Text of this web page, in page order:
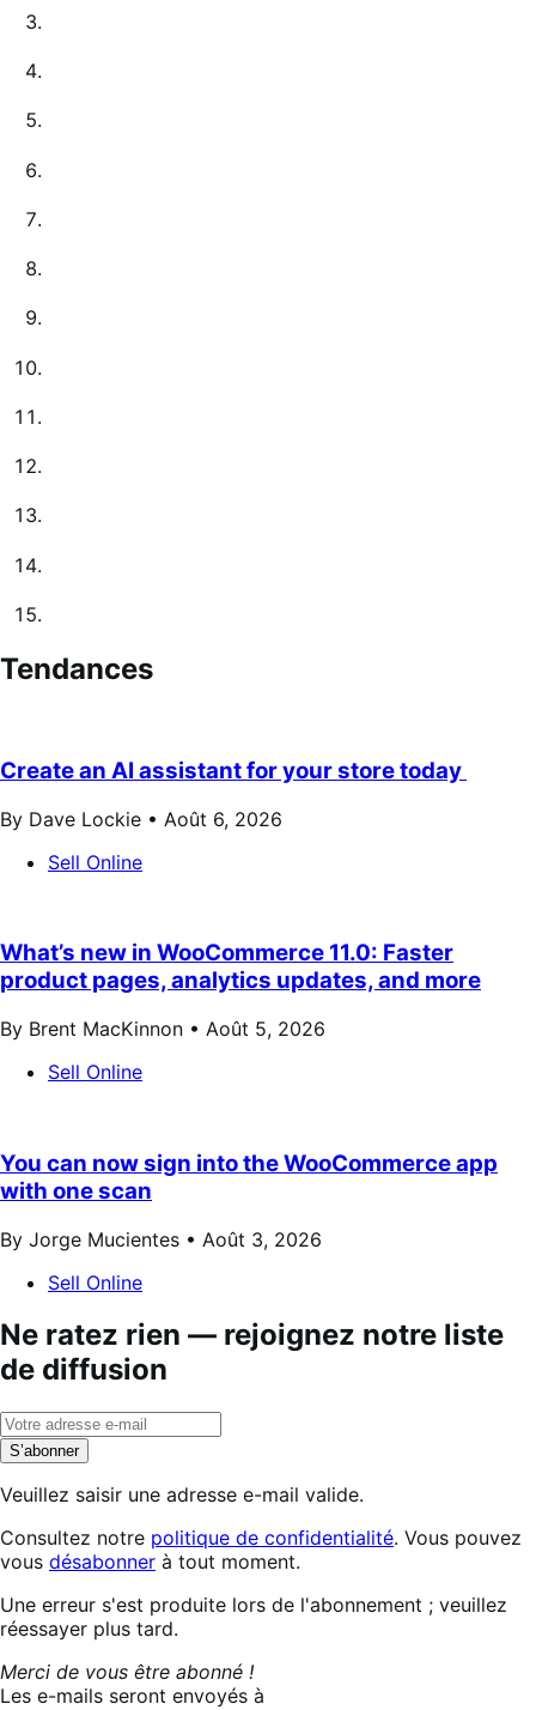
Tendances
Create an AI assistant for your store today
By Dave Lockie • Août 6, 2026
Sell Online
What’s new in WooCommerce 11.0: Faster
product pages, analytics updates, and more
By Brent MacKinnon • Août 5, 2026
Sell Online
You can now sign into the WooCommerce app
with one scan
By Jorge Mucientes • Août 3, 2026
Sell Online
Ne ratez rien — rejoignez notre liste
de diffusion
S’abonner
Veuillez saisir une adresse e-mail valide.
Consultez notre politique de confidentialité. Vous pouvez
vous désabonner à tout moment.
Abonnement
en
Une erreur s'est produite lors de l'abonnement ; veuillez
réessayer plus tard.
Merci de vous être abonné !
Les e-mails seront envoyés à